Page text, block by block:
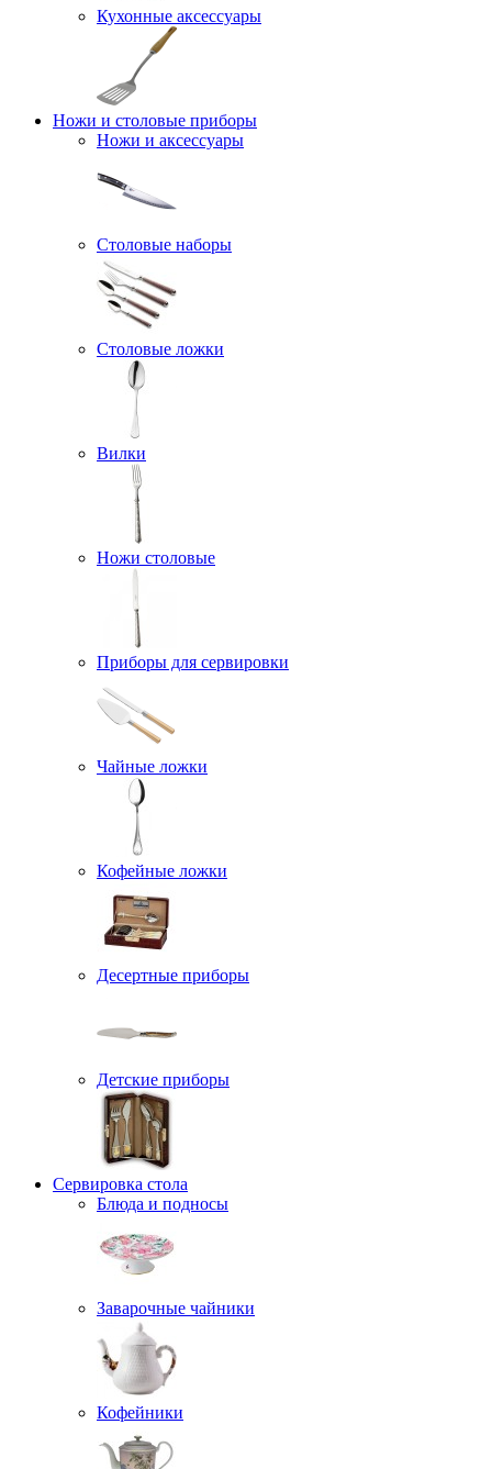
Кухонные аксессуары
Ножи и столовые приборы
Ножи и аксессуары
Столовые наборы
Столовые ложки
Вилки
Ножи столовые
Приборы для сервировки
Чайные ложки
Кофейные ложки
Десертные приборы
Детские приборы
Сервировка стола
Блюда и подносы
Заварочные чайники
Кофейники